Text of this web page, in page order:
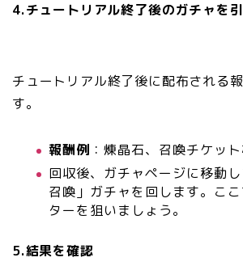
4.チュートリアル終了後のガチャを
チュートリアル終了後に配布される
す。
報酬例 ：煉晶石、召喚チケット
回収後、ガチャページに移動
召喚」ガチャを回します。こ
ターを狙いましょう。
5.結果を確認